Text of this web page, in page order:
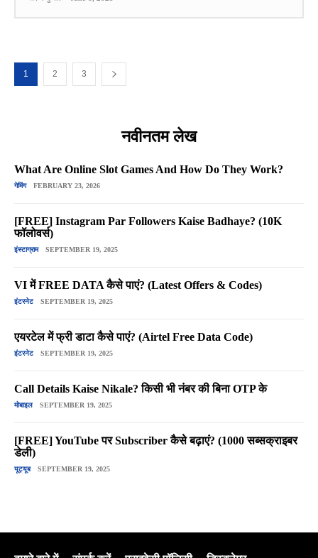
1 2 3
नवीनतम लेख
What Are Online Slot Games And How Do They Work?
गेमिंग FEBRUARY 23, 2026
[FREE] Instagram Par Followers Kaise Badhaye? (10K
फॉलोवर्स)
इंस्टाग्राम SEPTEMBER 19, 2025
VI में FREE DATA कैसे पाएं? (Latest Offers & Codes)
इंटरनेट SEPTEMBER 19, 2025
एयरटेल में फ्री डाटा कैसे पाएं? (Airtel Free Data Code)
इंटरनेट SEPTEMBER 19, 2025
Call Details Kaise Nikale? किसी भी नंबर की बिना OTP के
मोबाइल SEPTEMBER 19, 2025
[FREE] YouTube पर Subscriber कैसे बढ़ाएं? (1000 सब्सक्राइबर
डेली)
यूट्यूब SEPTEMBER 19, 2025